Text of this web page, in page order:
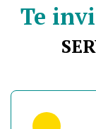
Te